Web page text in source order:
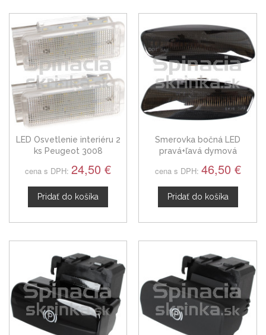
LED Osvetlenie interiéru 2
ks Peugeot 3008
cena s DPH: 24,50 €
Pridať do košíka
Smerovka bočná LED
pravá+ľavá dymová
6325G5
cena s DPH: 46,50 €
Pridať do košíka